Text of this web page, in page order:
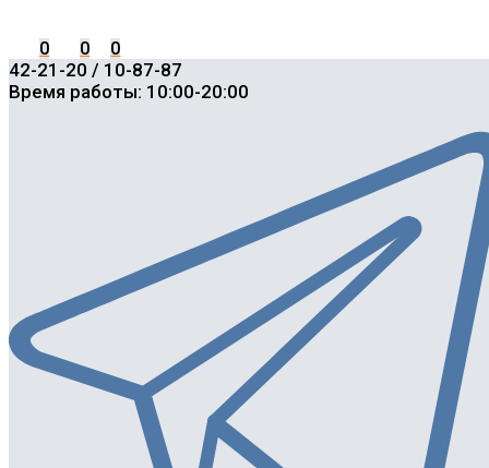
0 0 0
42-21-20 / 10-87-87
Время работы: 10:00-20:00